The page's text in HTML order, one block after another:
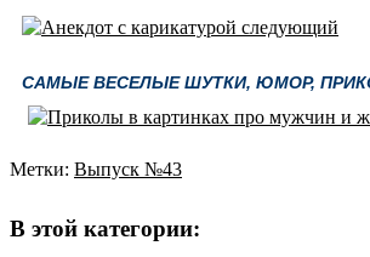
САМЫЕ ВЕСЕЛЫЕ ШУТКИ, ЮМОР,
Метки: Выпуск №43
В этой категории:
по